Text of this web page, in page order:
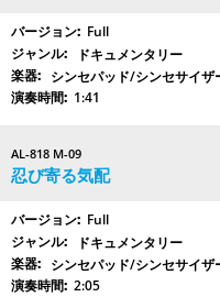
Full
ドキュメンタリー
シンセパッド/シンセサイ
1:41
AL-818 M-09
忍び寄る気配
Full
ドキュメンタリー
シンセパッド/シンセサイ
2:05